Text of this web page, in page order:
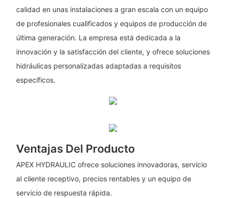
calidad en unas instalaciones a gran escala con un equipo
de profesionales cualificados y equipos de producción de
última generación. La empresa está dedicada a la
innovación y la satisfacción del cliente, y ofrece soluciones
hidráulicas personalizadas adaptadas a requisitos
específicos.
Ventajas Del Producto
APEX HYDRAULIC ofrece soluciones innovadoras, servicio
al cliente receptivo, precios rentables y un equipo de
servicio de respuesta rápida.